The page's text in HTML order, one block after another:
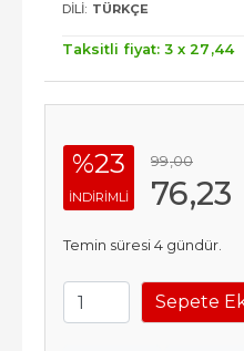
DILI: TÜRKÇE
Taksitli fiyat: 3 x 27 ,44
%23
INDIRIMLI
99,00
76,23
Temin süresi 4 gündür.
Sepete